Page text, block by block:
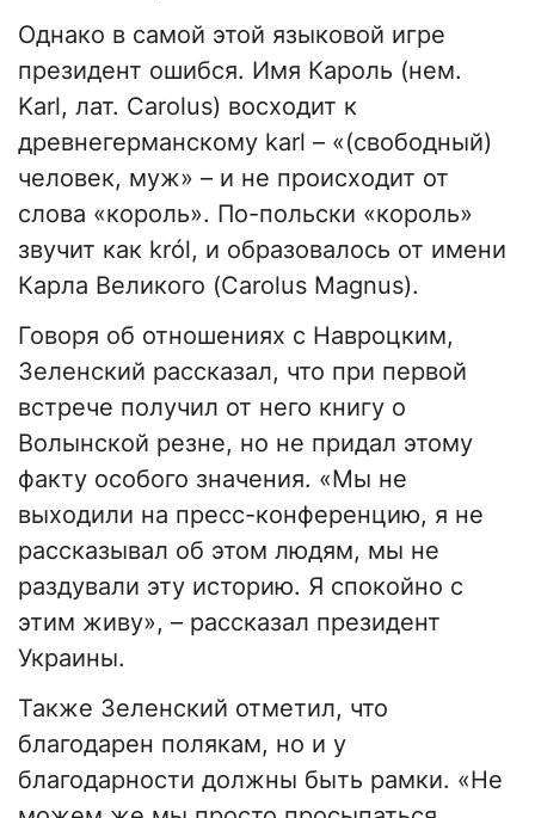
Однако в самой этой языковой игре
президент ошибся. Имя Кароль (нем.
Karl, лат. Carolus) восходит к
древнегерманскому karl – «(свободный)
человек, муж» – и не происходит от
слова «король». По-польски «король»
звучит как król, и образовалось от имени
Карла Великого (Carolus Magnus).
Говоря об отношениях с Навроцким,
Зеленский рассказал, что при первой
встрече получил от него книгу о
Волынской резне, но не придал этому
факту особого значения. «Мы не
выходили на пресс-конференцию, я не
рассказывал об этом людям, мы не
раздували эту историю. Я спокойно с
этим живу», – рассказал президент
Украины.
Также Зеленский отметил, что
благодарен полякам, но и у
благодарности должны быть рамки. «Не